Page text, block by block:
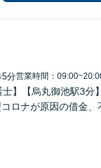
5分営業時間：
】【烏丸御池駅3
ロナが原因の借金